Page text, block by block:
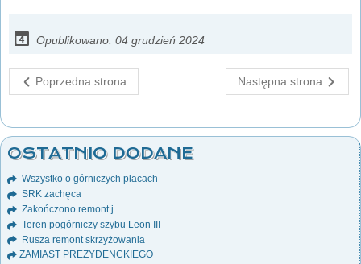
Opublikowano: 04 grudzień 2024
Poprzedna strona Następna strona
OSTATNIO DODANE
Wszystko o górniczych płacach
SRK zachęca
Zakończono remont j
Teren pogórniczy szybu Leon III
Rusza remont skrzyżowania
ZAMIAST PREZYDENCKIEGO